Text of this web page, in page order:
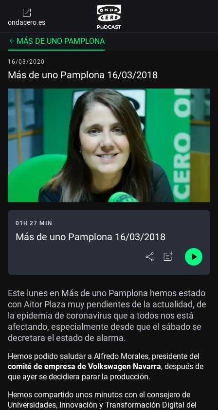
ondacero.es
MÁS DE UNO PAMPLONA
16/03/2020
Más de uno Pamplona 16/03/2018
01H 27 MIN
Más de uno Pamplona 16/03/2018
Este lunes en Más de uno Pamplona hemos estado
con Aitor Plaza muy pendientes de la actualidad, de
la epidemia de coronavirus que a todos nos está
afectando, especialmente desde que el sábado se
decretara el estado de alarma.
Hemos podido saludar a Alfredo Morales, presidente del
comité de empresa de Volkswagen Navarra, después de
que ayer se decidiera parar la producción.
Hemos compartido unos minutos con el consejero de
Universidades, Innovación y Transformación Digital del